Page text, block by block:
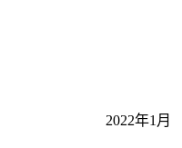
2022年1月